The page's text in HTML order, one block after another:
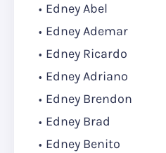
Edney Abel
Edney Ademar
Edney Ricardo
Edney Adriano
Edney Brendon
Edney Brad
Edney Benito